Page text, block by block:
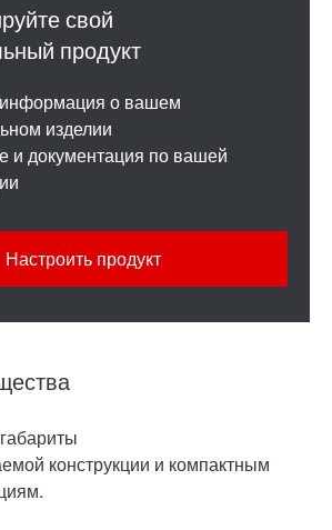
о вашем
изделии
и документация по вашей
Настроить продукт
конструкции и компактным